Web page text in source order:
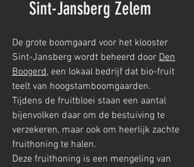
Sint-Jansberg Zelem
De grote boomgaard voor het klooster
Sint-Jansberg wordt beheerd door Den
Boogerd, een lokaal bedrijf dat bio-fruit
teelt van hoogstamboomgaarden.
Tijdens de fruitbloei staan een aantal
bijenvolken daar om de bestuiving te
verzekeren, maar ook om heerlijk zachte
fruithoning te halen.
Deze fruithoning is een mengeling van